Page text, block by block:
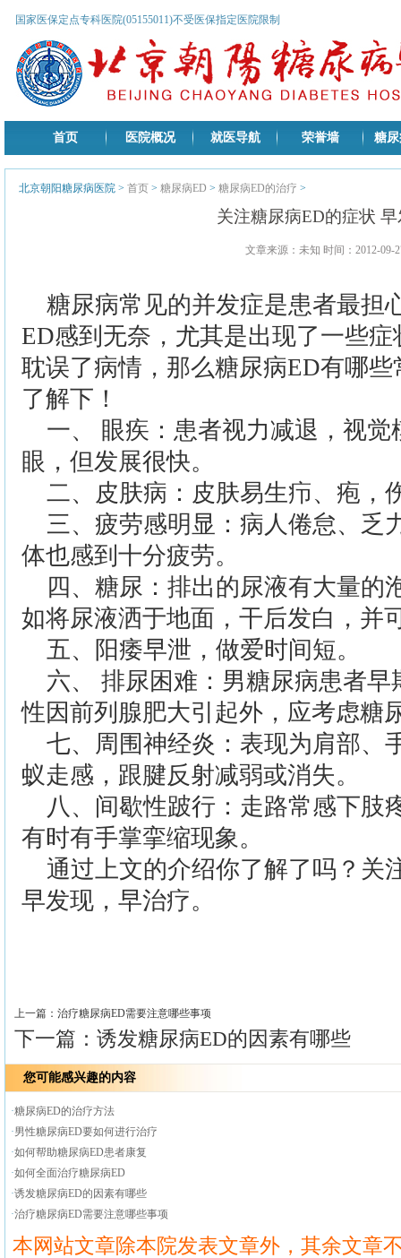
国家医保定点专科医院(05155011)不受医保指定医院限制
首页 医院概况 就医导航 荣誉墙 糖
北京朝阳糖尿病医院 > 首页 > 糖尿病ED > 糖尿病ED的治疗 >
关注糖尿病ED的症状
文章来源：未知 时间：2012-09-
糖尿病常见的并发症是患者最担
ED感到无奈，尤其是出现了一些
耽误了病情，那么糖尿病ED有哪
了解下！
一、 眼疾：患者视力减退，视
眼，但发展很快。
二、皮肤病：皮肤易生疖、疱，
三、疲劳感明显：病人倦怠、乏
体也感到十分疲劳。
四、糖尿：排出的尿液有大量的
如将尿液洒于地面，干后发白，并
五、阳痿早泄，做爱时间短。
六、 排尿困难：男糖尿病患者
性因前列腺肥大引起外，应考虑糖
七、周围神经炎：表现为肩部、
蚁走感，跟腱反射减弱或消失。
八、间歇性跛行：走路常感下肢
有时有手掌挛缩现象。
通过上文的介绍你了解了吗？关
早发现，早治疗。
上一篇： 治疗糖尿病ED需要注意哪些事项
下一篇： 诱发糖尿病ED的因素有哪些
您可能感兴趣的内容
·糖尿病ED的治疗方法
·男性糖尿病ED要如何进行治疗
·如何帮助糖尿病ED患者康复
·如何全面治疗糖尿病ED
·诱发糖尿病ED的因素有哪些
·治疗糖尿病ED需要注意哪些事项
本网站文章除本院发表文章外，其余文章